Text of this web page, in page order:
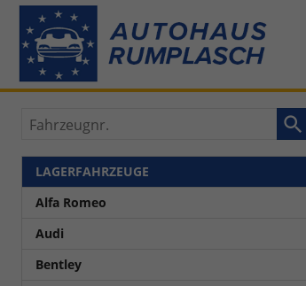
Fahrzeugnr.
LAGERFAHRZEUGE
Alfa Romeo
Audi
Bentley